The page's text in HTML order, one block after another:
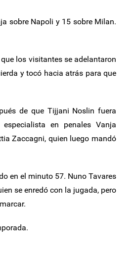
sobre Napoli y 15 sobre Milan.
los visitantes se adelantaron
y tocó hacia atrás para que
de que Tijjani Noslin fuera
en penales Vanja
Zaccagni, quien luego mandó
en el minuto 57. Nuno Tavares
se enredó con la jugada, pero